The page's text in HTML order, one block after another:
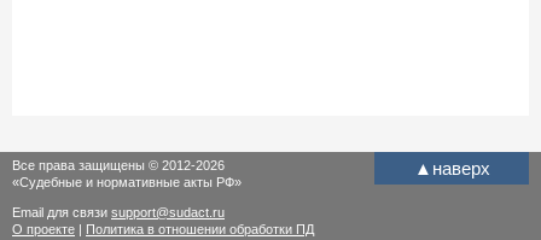
▲ наверх
Все права защищены © 2012-2026
«Судебные и нормативные акты РФ»
Email для связи support@sudact.ru
О проекте | Политика в отношении обработки ПД